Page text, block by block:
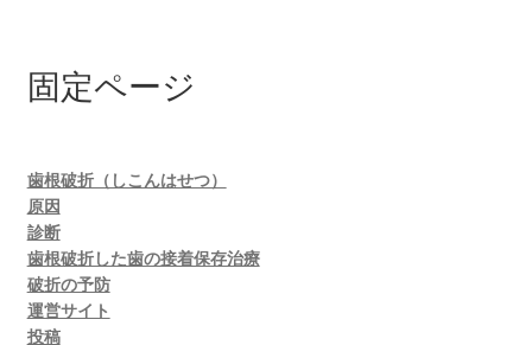
固定ページ
歯根破折（しこんはせつ）
原因
診断
歯根破折した歯の接着保存治療
破折の予防
運営サイト
投稿